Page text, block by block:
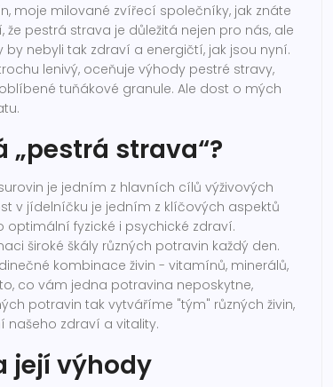
moje milované zvířecí společníky, jak znáte
že pestrá strava je důležitá nejen pro nás, ale
by nebyli tak zdraví a energičtí, jak jsou nyní.
lenivý, oceňuje výhody pestré stravy,
tuňákové granule. Ale dost o mých
„pestrá strava“?
je jedním z hlavních cílů výživových
v jídelníčku je jedním z klíčových aspektů
optimální fyzické i psychické zdraví.
široké škály různých potravin každý den.
kombinace živin - vitamínů, minerálů,
co vám jedna potravina neposkytne,
potravin tak vytváříme "tým" různých živin,
našeho zdraví a vitality.
její výhody